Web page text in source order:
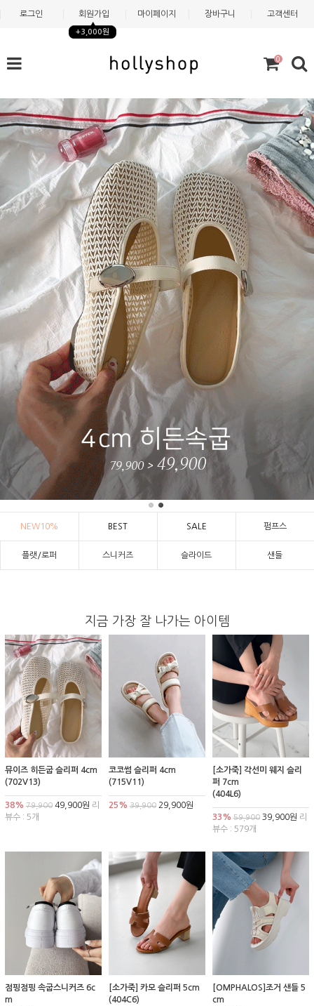
로그인 회원가입
+3,000원
마이페이지 장바구니 고객센터
0
NEW10% BEST SALE 펌프스
플랫/로퍼 스니커즈 슬라이드 샌들
지금 가장 잘 나가는 아이템
뮤이즈 히든굽 슬리퍼 4cm
(702V13)
38% 79,900 49,900원 리
뷰수 : 5개
코코썸 슬리퍼 4cm
(715V11)
25% 39,90029,900원
[소가죽] 각선미 웨지 슬리
퍼 7cm
(404L6)
33% 59,90039,900원 리
뷰수 : 579개
점핑점핑 속굽스니커즈 6c
m
[소가죽] 카모 슬리퍼 5cm
(404C6)
[OMPHALOS]조거 샌들 5
cm